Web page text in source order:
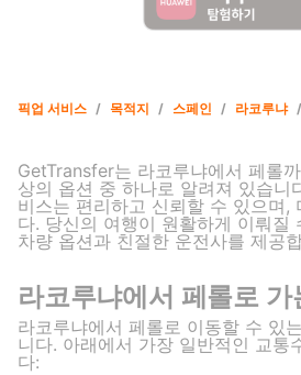
픽업 서비스 / 목적지 / 스페인 / 라코루냐 /
GetTransfer는 라코루냐에서 페롤
상의 옵션 중 하나로 알려져 있습니
비스는 편리하고 신뢰할 수 있으며,
다. 당신의 여행이 원활하게 이뤄질
차량 옵션과 친절한 운전사를 제공
라코루냐에서 페롤로 가
라코루냐에서 페롤로 이동할 수 있
니다. 아래에서 가장 일반적인 교통
다: